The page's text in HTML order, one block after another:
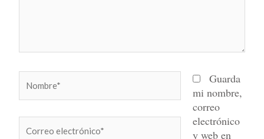
Guarda
mi nombre,
correo
electrónico
y web en